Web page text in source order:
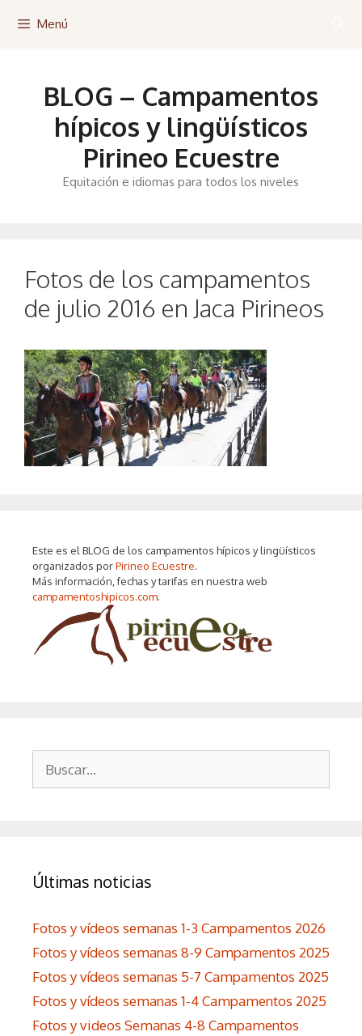
Menú
BLOG – Campamentos
hípicos y lingüísticos
Pirineo Ecuestre
Equitación e idiomas para todos los niveles
Fotos de los campamentos
de julio 2016 en Jaca Pirineos
Este es el BLOG de los campamentos hípicos y lingüísticos
organizados porPirineo Ecuestre.
Más información, fechas y tarifas en nuestra web
campamentoshipicos.com.
Últimas noticias
Fotos y vídeos semanas 1-3 Campamentos 2026
Fotos y vídeos semanas 8-9 Campamentos 2025
Fotos y vídeos semanas 5-7 Campamentos 2025
Fotos y vídeos semanas 1-4 Campamentos 2025
Fotos y videos Semanas 4-8 Campamentos